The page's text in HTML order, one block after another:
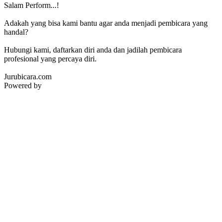
Salam Perform...!
Adakah yang bisa kami bantu agar anda menjadi pembicara yang
handal?
Hubungi kami, daftarkan diri anda dan jadilah pembicara
profesional yang percaya diri.
Jurubicara.com
Powered by